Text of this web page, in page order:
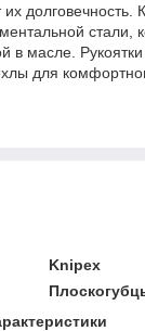
их долговечность.
стали,
в масле.
для
Knipex